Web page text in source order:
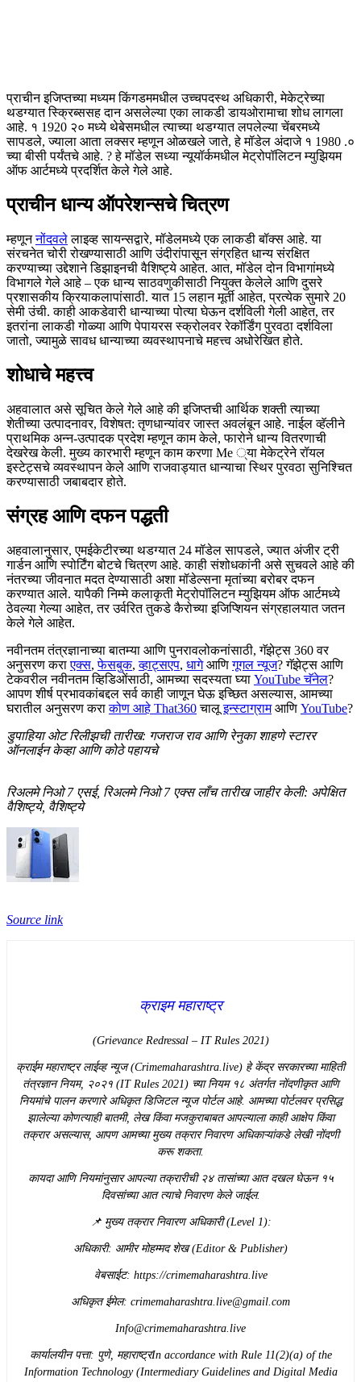
प्राचीन इजिप्तच्या मध्यम किंगडममधील उच्चपदस्थ अधिकारी, मेकेट्रेच्या
थडग्यात स्क्रिब्ससह दान असलेल्या एका लाकडी डायओरामाचा शोध लागला
आहे. १ 1920 २० मध्ये थेबेसमधील त्याच्या थडग्यात लपलेल्या चेंबरमध्ये
सापडले, ज्याला आता लक्सर म्हणून ओळखले जाते, हे मॉडेल अंदाजे १ 1980 .०
च्या बीसी पर्यंतचे आहे. ? हे मॉडेल सध्या न्यूयॉर्कमधील मेट्रोपॉलिटन म्युझियम
ऑफ आर्टमध्ये प्रदर्शित केले गेले आहे.
प्राचीन धान्य ऑपरेशन्सचे चित्रण
म्हणूननोंदवलेलाइव्ह सायन्सद्वारे, मॉडेलमध्ये एक लाकडी बॉक्स आहे. या
संरचनेत चोरी रोखण्यासाठी आणि उंदीरांपासून संग्रहित धान्य संरक्षित
करण्याच्या उद्देशाने डिझाइनची वैशिष्ट्ये आहेत. आत, मॉडेल दोन विभागांमध्ये
विभागले गेले आहे – एक धान्य साठवणुकीसाठी नियुक्त केलेले आणि दुसरे
प्रशासकीय क्रियाकलापांसाठी. यात 15 लहान मूर्ती आहेत, प्रत्येक सुमारे 20
सेमी उंची. काही आकडेवारी धान्याच्या पोत्या घेऊन दर्शविली गेली आहेत, तर
इतरांना लाकडी गोळ्या आणि पेपायरस स्क्रोलवर रेकॉर्डिंग पुरवठा दर्शविला
जातो, ज्यामुळे सावध धान्याच्या व्यवस्थापनाचे महत्त्व अधोरेखित होते.
शोधाचे महत्त्व
अहवालात असे सूचित केले गेले आहे की इजिप्तची आर्थिक शक्ती त्याच्या
शेतीच्या उत्पादनावर, विशेषत: तृणधान्यांवर जास्त अवलंबून आहे. नाईल व्हॅलीने
प्राथमिक अन्न-उत्पादक प्रदेश म्हणून काम केले, फारोने धान्य वितरणाची
देखरेख केली. मुख्य कारभारी म्हणून काम करणा Me ्या मेकेट्रेने रॉयल
इस्टेट्सचे व्यवस्थापन केले आणि राजवाड्यात धान्याचा स्थिर पुरवठा सुनिश्चित
करण्यासाठी जबाबदार होते.
संग्रह आणि दफन पद्धती
अहवालानुसार, एमईकेटीरच्या थडग्यात 24 मॉडेल सापडले, ज्यात अंजीर ट्री
गार्डन आणि स्पोर्टिंग बोटचे चित्रण आहे. काही संशोधकांनी असे सुचवले आहे की
नंतरच्या जीवनात मदत देण्यासाठी अशा मॉडेल्सना मृतांच्या बरोबर दफन
करण्यात आले. यापैकी निम्मे कलाकृती मेट्रोपॉलिटन म्युझियम ऑफ आर्टमध्ये
ठेवल्या गेल्या आहेत, तर उर्वरित तुकडे कैरोच्या इजिप्शियन संग्रहालयात जतन
केले गेले आहेत.
नवीनतम तंत्रज्ञानाच्या बातम्या आणि पुनरावलोकनांसाठी, गॅझेट्स 360 वर
अनुसरण कराएक्स,फेसबुक,व्हाट्सएप, धागेआणिगूगल न्यूज? गॅझेट्स आणि
टेकवरील नवीनतम व्हिडिओंसाठी, आमच्या सदस्यता घ्या YouTube चॅनेल?
आपण शीर्ष प्रभावकांबद्दल सर्व काही जाणून घेऊ इच्छित असल्यास, आमच्या
घरातील अनुसरण कराकोण आहे That360चालूइन्स्टाग्रामआणि YouTube?
डुपाहिया ओट रिलीझची तारीख: गजराज राव आणि रेनुका शाहणे स्टारर
ऑनलाईन केव्हा आणि कोठे पहायचे
रिअलमे निओ 7 एसई, रिअलमे निओ 7 एक्स लाँच तारीख जाहीर केली: अपेक्षित
वैशिष्ट्ये, वैशिष्ट्ये
Source link
क्राइम महाराष्ट्र
(Grievance Redressal – IT Rules 2021)
​क्राईम महाराष्ट्र लाईव्ह न्यूज (Crimemaharashtra.live) हे केंद्र सरकारच्या माहिती
तंत्रज्ञान नियम, २०२१ (IT Rules 2021) च्या नियम १८ अंतर्गत नोंदणीकृत आणि
नियमांचे पालन करणारे अधिकृत डिजिटल न्यूज पोर्टल आहे. आमच्या पोर्टलवर प्रसिद्ध
झालेल्या कोणत्याही बातमी, लेख किंवा मजकुराबाबत आपल्याला काही आक्षेप किंवा
तक्रार असल्यास, आपण आमच्या मुख्य तक्रार निवारण अधिकाऱ्यांकडे लेखी नोंदणी
करू शकता.
​कायदा आणि नियमांनुसार आपल्या तक्रारीची २४ तासांच्या आत दखल घेऊन १५
दिवसांच्या आत त्याचे निवारण केले जाईल.
​📌 मुख्य तक्रार निवारण अधिकारी (Level 1):
​अधिकारी: आमीर मोहम्मद शेख (Editor & Publisher)
​वेबसाईट: https://crimemaharashtra.live
​अधिकृत ईमेल: crimemaharashtra.live@gmail.com
Info@crimemaharashtra.live
​कार्यालयीन पत्ता: पुणे, महाराष्ट्रIn accordance with Rule 11(2)(a) of the
Information Technology (Intermediary Guidelines and Digital Media